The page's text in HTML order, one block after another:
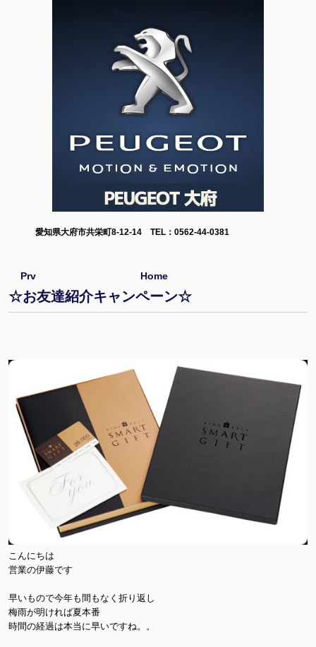
愛知県大府市共栄町8-12-14 TEL：0562-44-0381
Prv Home
☆お友達紹介キャンペーン☆
こんにちは
営業の伊藤です
早いもので今年も間もなく折り返し
梅雨が明ければ夏本番
時間の経過は本当に早いですね。。